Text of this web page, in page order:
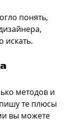
понять,
искать.
методов и
те плюсы
вы можете